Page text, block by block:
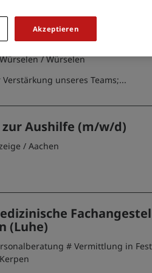
(m/w/d)
Brandschutz
/ Würselen
unseres Teams;...
Aushilfe (m/w/d)
/ Aachen
(Luhe)
# Vermittlung in
Akzeptieren